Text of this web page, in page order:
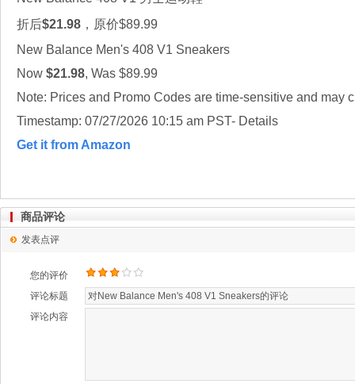
折后$21.98 ，原价$89.99
New Balance Men's 408 V1 Sneakers
Now $21.98, Was $89.99
Note: Prices and Promo Codes are time-sensitive and may
Timestamp: 07/27/2026 10:15 am PST- Details
Get it from Amazon
商品评论
发表点评
您的评价
评论标题
评论内容